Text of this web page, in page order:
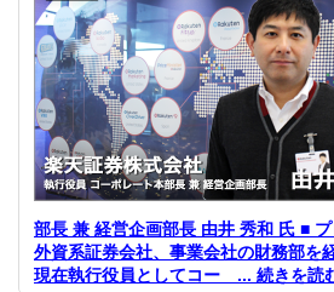
部長 兼 経営企画部長 由井 秀和 氏 ■ プ
外資系証券会社、事業会社の財務部を
現在執行役員としてコー ... 続きを読